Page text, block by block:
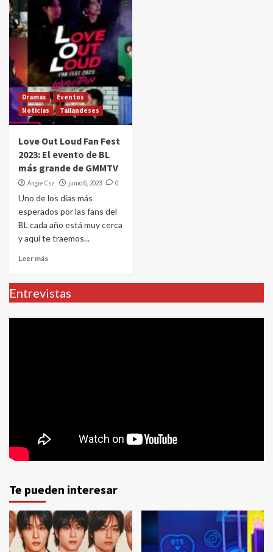
Dramas
Eventos
Noticias
Tailandeses
Love Out Loud Fan Fest
2023: El evento de BL
más grande de GMMTV
Angie Csz junio 6, 2023 0
Uno de los días más
esperados por las fans del
BL cada año está muy cerca
y aquí te traemos...
Leer más
Entrevistas
Te pueden interesar